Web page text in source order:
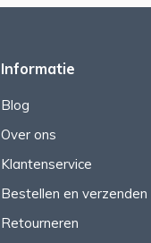
Informatie
Blog
Over ons
Klantenservice
Bestellen en verzenden
Retourneren